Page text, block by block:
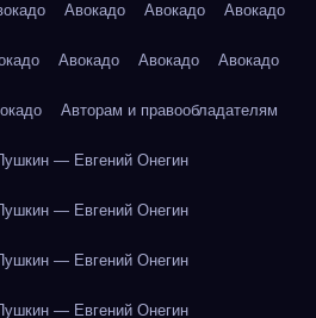
Авокадо Авокадо Авокадо
Авокадо Авокадо Авокадо
Авторам и правообладателям
— Евгений Онегин
— Евгений Онегин
— Евгений Онегин
— Евгений Онегин